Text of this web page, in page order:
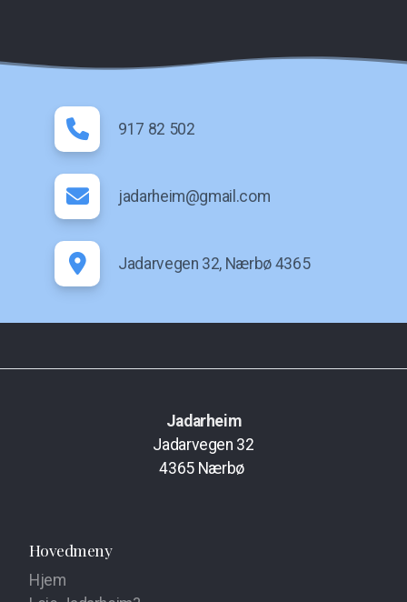
917 82 502
jadarheim@gmail.com
Jadarvegen 32, Nærbø 4365
Jadarheim
Jadarvegen 32
4365 Nærbø
Hovedmeny
Hjem